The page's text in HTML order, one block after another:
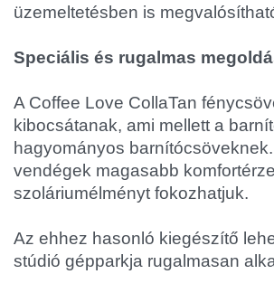
üzemeltetésben is
Speciális és rugalmas
A Coffee Love CollaTan
kibocsátanak, ami mellett a
hagyományos
vendégek magasabb
szoláriumélményt fokozhatjuk.
Az ehhez hasonló kiegészítő
stúdió gépparkja rugalmasan